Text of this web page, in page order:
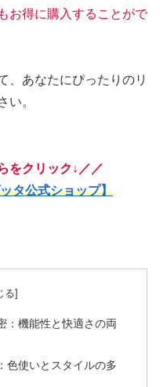
お得に購入することがで
、あなたにぴったりのリ
い。
をクリック↓／／
タ公式ショップ】
：機能性と快適さの両
色使いとスタイルの多